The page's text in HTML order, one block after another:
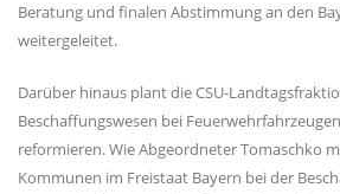
Beratung und finalen Abstimmung an den
weitergeleitet.
Darüber hinaus plant die CSU-
Beschaffungswesen bei
reformieren. Wie Abgeordneter Tomaschko
Kommunen im Freistaat Bayern bei der